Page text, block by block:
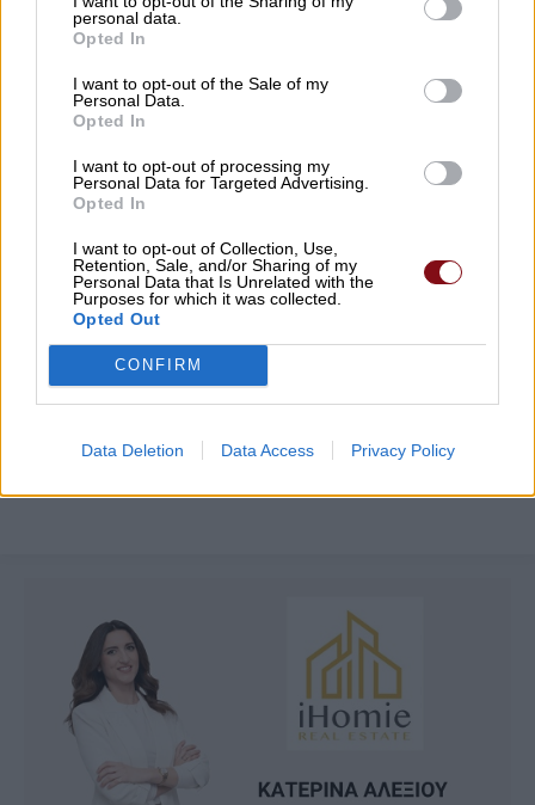
personal data.
Opted In
I want to opt-out of the Sale of my
Personal Data.
Opted In
I want to opt-out of processing my
Personal Data for Targeted Advertising.
Opted In
I want to opt-out of Collection, Use,
Retention, Sale, and/or Sharing of my
Personal Data that Is Unrelated with the
Purposes for which it was collected.
Opted Out
CONFIRM
Data Deletion Data Access Privacy Policy
Απίστευτη ιστορία στην Ελλάδα – Πώς μια
μπάλα ταξίδεψε στη θάλασσα 80 μίλια για
να κρατήσει ζωντανό έναν 30χρονο
09/08/2026 , 9:25
Διπλασιάζονται οι ανατιθέμενες εκτάσεις
πρασίνου στη Λάρισα – Συνολικά 1.120
στρέμματα υπό τη φροντίδα και επίβλεψη
του Δήμου Λαρισαίων
09/08/2026 , 9:09